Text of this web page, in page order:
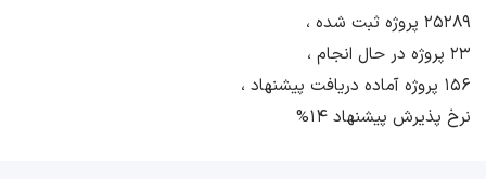
25289 پروژه ثبت شده ،
23 پروژه در حال انجام ،
156 پروژه آماده دریافت پیشنهاد ،
نرخ پذیرش پیشنهاد 14%